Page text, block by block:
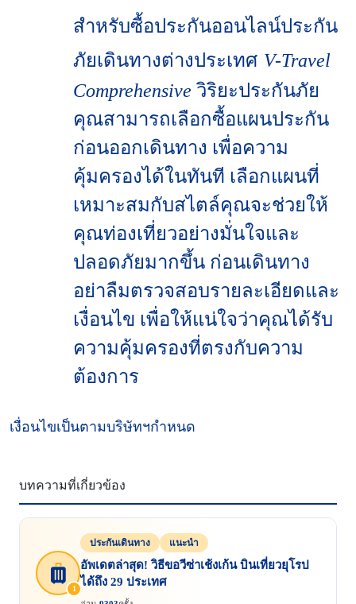
สำหรับซื้อประกันออนไลน์ประกัน
ภัยเดินทางต่างประเทศ V-Travel
Comprehensive วิริยะประกันภัย
คุณสามารถเลือกซื้อแผนประกัน
ก่อนออกเดินทาง เพื่อความ
คุ้มครองได้ในทันที เลือกแผนที่
เหมาะสมกับสไตล์คุณจะช่วยให้
คุณท่องเที่ยวอย่างมั่นใจและ
ปลอดภัยมากขึ้น ก่อนเดินทาง
อย่าลืมตรวจสอบรายละเอียดและ
เงื่อนไข เพื่อให้แน่ใจว่าคุณได้รับ
ความคุ้มครองที่ตรงกับความ
ต้องการ
เงื่อนไขเป็นตามบริษัทฯกำหนด
บทความที่เกี่ยวข้อง
1
ประกันเดินทาง แนะนำ
อัพเดตล่าสุด! วิธีขอวีซ่าเช้งเก้น บินเที่ยวยุโรป
ได้ถึง 29 ประเทศ